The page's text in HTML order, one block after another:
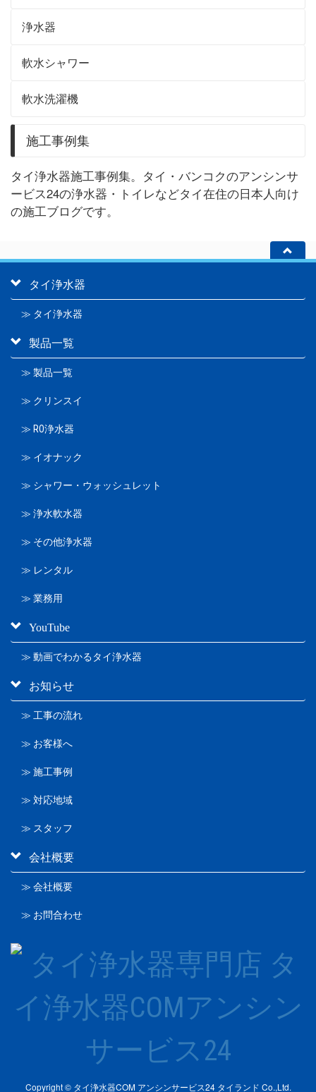
浄水器
軟水シャワー
軟水洗濯機
施工事例集
タイ浄水器施工事例集。タイ・バンコクのアンシンサ
ービス24の浄水器・トイレなどタイ在住の日本人向け
の施工ブログです。
タイ浄水器
≫ タイ浄水器
製品一覧
≫ 製品一覧
≫ クリンスイ
≫ RO浄水器
≫ イオナック
≫ シャワー・ウォッシュレット
≫ 浄水軟水器
≫ その他浄水器
≫ レンタル
≫ 業務用
YouTube
≫ 動画でわかるタイ浄水器
お知らせ
≫ 工事の流れ
≫ お客様へ
≫ 施工事例
≫ 対応地域
≫ スタッフ
会社概要
≫ 会社概要
≫ お問合わせ
Copyright © タイ浄水器COM アンシンサービス24 タイランド Co.,Ltd.